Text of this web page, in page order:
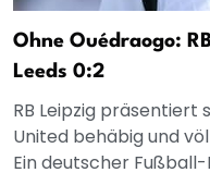
Ohne Ouédraogo:
Leeds 0:2
RB Leipzig präsentiert
United behäbig und
Ein deutscher Fußball-